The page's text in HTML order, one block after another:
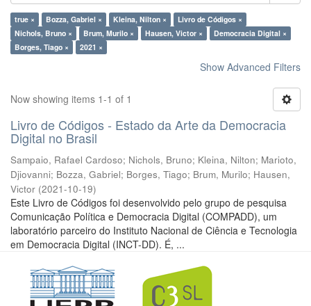
true × Bozza, Gabriel × Kleina, Nilton ×
Livro de Códigos ×
Nichols, Bruno ×
Brum, Murilo × Hausen, Victor ×
Democracia Digital ×
Borges, Tiago ×
2021 ×
Show Advanced Filters
Now showing items 1-1 of 1
Livro de Códigos - Estado da Arte da Democracia
Digital no Brasil
Sampaio, Rafael Cardoso; Nichols, Bruno; Kleina, Nilton; Marioto,
Djiovanni; Bozza, Gabriel; Borges, Tiago; Brum, Murilo; Hausen,
Victor (2021-10-19)
Este Livro de Códigos foi desenvolvido pelo grupo de pesquisa
Comunicação Política e Democracia Digital (COMPADD), um
laboratório parceiro do Instituto Nacional de Ciência e Tecnologia
em Democracia Digital (INCT-DD). É, ...